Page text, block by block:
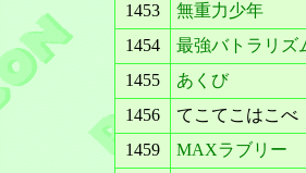
1453
無重力少年
1454
最強バトラリズ
1455
あくび
1456
てこてこはこべ
1459
MAXラブリー